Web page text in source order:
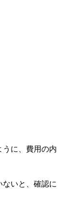
うに、費用の内
ないと、確認に